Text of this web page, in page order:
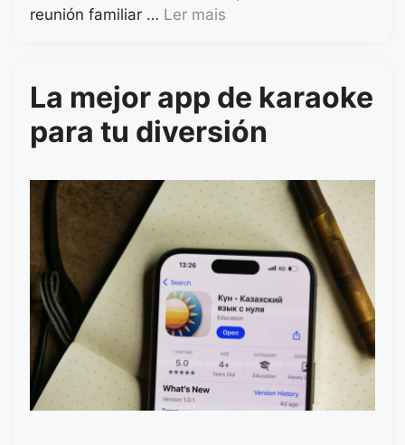
reunión familiar … Ler mais
La mejor app de karaoke
para tu diversión